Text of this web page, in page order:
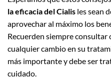
la eficacia del Cialis les sean
aprovechar al máximo los
Recuerden siempre consultar
cualquier cambio en su
más importante y debe ser
cuidado.